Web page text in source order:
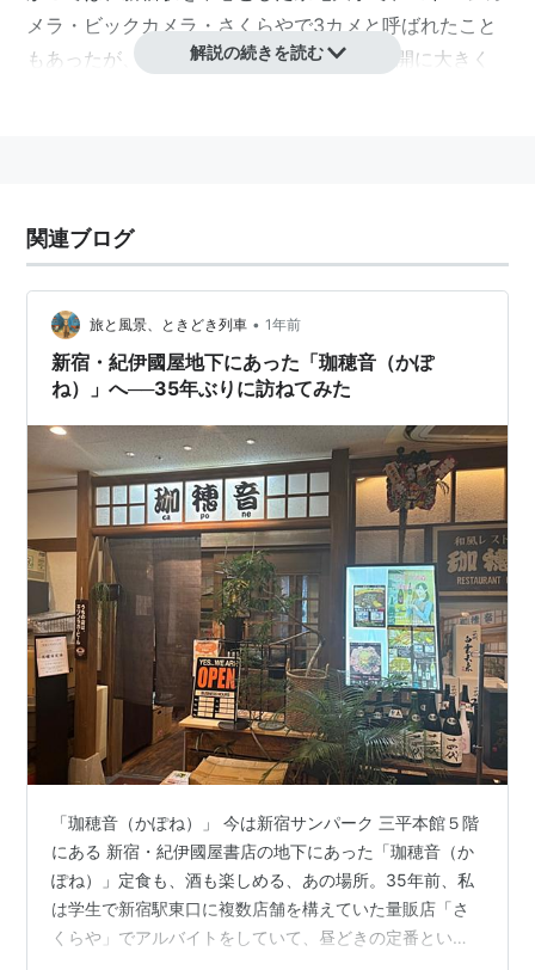
メラ ・ ビックカメラ・さくらやで3カメと呼ばれたこと
もあったが、1990年代後半からの他店舗展開に大きく
化され、2008年3月には完全子会社となっていたが、業
績改善が遅れたために、2010年1月に全店舗の2010年2
月中での閉鎖、会社の清算を発表した。
「有限会社
らや、おぎさく）」は、上記のさくらやから分離独立し
解説の続きを読む
関連ブログ
旅と風景、ときどき列車 • 1年前
新宿・紀伊國屋地下にあった「珈穂音（かぽ
ね）」へ──35年ぶりに訪ねてみた
「珈穂音（かぽね）」 今は新宿サンパーク 三平本館５階
にある 新宿・紀伊國屋書店の地下にあった「珈穂音（か
ぽね）」定食も、酒も楽しめる、あの場所。35年前、私
は学生で新宿駅東口に複数店舗を構えていた量販店「さ
くらや」でアルバイトをしていて、昼どきの定番といえ